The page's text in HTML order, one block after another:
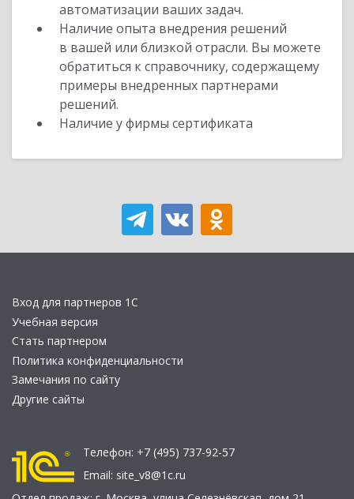
автоматизации ваших задач.
Наличие опыта внедрения решений
в вашей или близкой отрасли. Вы можете
обратиться к справочнику, содержащему
примеры внедренных партнерами
решений.
Наличие у фирмы сертификата
Вход для партнеров 1С
Учебная версия
Стать партнером
Политика конфиденциальности
Замечания по сайту
Другие сайты
Телефон: +7 (495) 737-92-57
Email: site_v8@1c.ru